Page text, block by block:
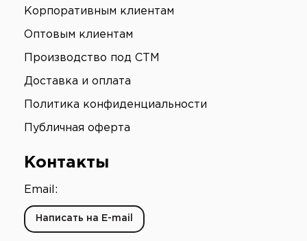
Корпоративным клиентам
Оптовым клиентам
Производство под СТМ
Доставка и оплата
Политика конфиденциальности
Публичная оферта
Контакты
Email:
Написать на E-mail